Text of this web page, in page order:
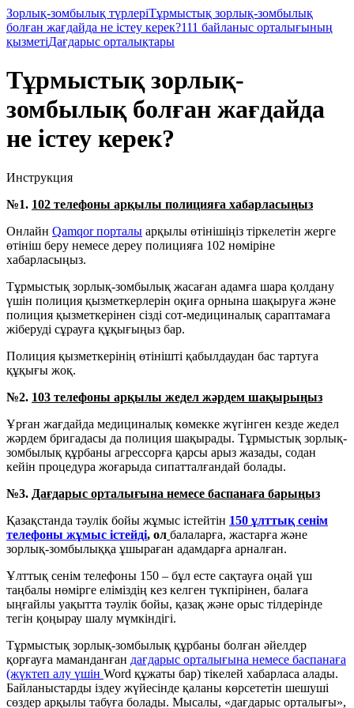
Зорлық-зомбылық түрлеріТұрмыстық зорлық-зомбылық
болған жағдайда не істеу керек?111 байланыс орталығының
қызметіДағдарыс орталықтары
Тұрмыстық зорлық-
зомбылық болған жағдайда
не істеу керек?
Инструкция
№1. 102 телефоны арқылы полицияға хабарласыңыз
Онлайн Qamqor порталы арқылы өтінішіңіз тіркелетін жерге
өтініш беру немесе дереу полицияға 102 нөміріне
хабарласыңыз.
Тұрмыстық зорлық-зомбылық жасаған адамға шара қолдану
үшін полиция қызметкерлерін оқиға орнына шақыруға және
полиция қызметкерінен сізді сот-медициналық сараптамаға
жіберуді сұрауға құқығыңыз бар.
Полиция қызметкерінің өтінішті қабылдаудан бас тартуға
құқығы жоқ.
№2. 103 телефоны арқылы жедел жәрдем шақырыңыз
Ұрған жағдайда медициналық көмекке жүгінген кезде жедел
жәрдем бригадасы да полиция шақырады. Тұрмыстық зорлық-
зомбылық құрбаны агрессорға қарсы арыз жазады, содан
кейін процедура жоғарыда сипатталғандай болады.
№3. Дағдарыс орталығына немесе баспанаға барыңыз
Қазақстанда тәулік бойы жұмыс істейтін 150 ұлттық сенім
телефоны жұмыс істейді, ол балаларға, жастарға және
зорлық-зомбылыққа ұшыраған адамдарға арналған.
Ұлттық сенім телефоны 150 – бұл есте сақтауға оңай үш
таңбалы нөмірге еліміздің кез келген түкпірінен, балаға
ыңғайлы уақытта тәулік бойы, қазақ және орыс тілдерінде
тегін қоңырау шалу мүмкіндігі.
Тұрмыстық зорлық-зомбылық құрбаны болған әйелдер
қорғауға маманданған дағдарыс орталығына немесе баспанаға
(жүктеп алу үшін Word құжаты бар) тікелей хабарласа алады.
Байланыстарды іздеу жүйесінде қаланы көрсететін шешуші
сөздер арқылы табуға болады. Мысалы, «дағдарыс орталығы»,